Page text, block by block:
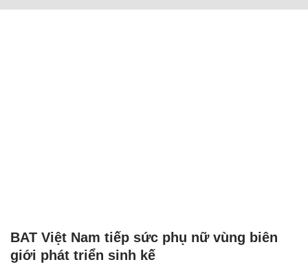
BAT Việt Nam tiếp sức phụ nữ vùng biên
giới phát triển sinh kế